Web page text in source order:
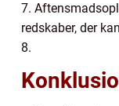
7.
redskaber, der
8.